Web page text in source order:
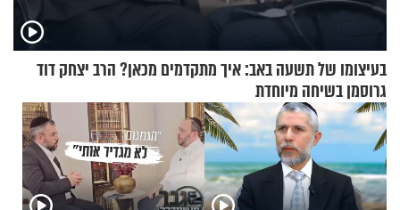
בעיצומו של תשעה באב: איך מתקדמים מכאן? הרב יצחק דוד
גרוסמן בשיחה מיוחדת